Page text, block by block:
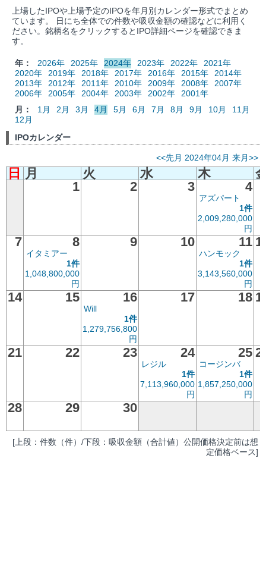
上場したIPOや上場予定のIPOを年月別カレンダー形式でまとめ
ています。 日にち全体での件数や吸収金額の確認などに利用く
ださい。銘柄名をクリックするとIPO詳細ページを確認できま
す。
年： 2026年 2025年 2024年 2023年 2022年
2021年
2020年
2019年 2018年 2017年 2016年 2015年
2014年
2013年
2012年 2011年 2010年 2009年 2008年
2007年
2006年
2005年 2004年 2003年 2002年
2001年
月：
1月 2月 3月 4月 5月 6月 7月 8月 9月 10月
11月
12月
IPOカレンダー
<<先月 2024年04月 来月>>
日 月 火 水 木
1
2 3 4
アズパート
1件
2,009,280,000
円
7 8
イタミアー
1件
1,048,800,000
円
9 10 11
ハンモック
1件
3,143,560,000
円
14 15 16
Will
1件
1,279,756,800
円
17 18
21 22 23 24
レジル
1件
7,113,960,000
円
25
コージンバ
1件
1,857,250,000
円
28 29 30
[上段：件数（件）/下段：吸収金額（合計値）公開価格決定前は想
定価格ベース]